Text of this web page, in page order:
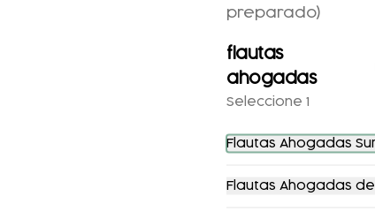
con tus compras y canjealos por productos y más
14%
preparado)
flautas
ahogadas
Seleccione 1
Flautas Ahogadas
Flautas Ahogadas